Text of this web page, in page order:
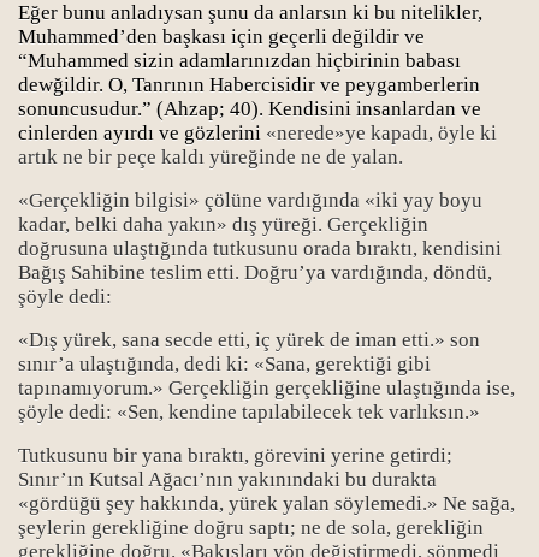
Eğer bunu anladıysan şunu da anlarsın ki bu nitelikler,
Muhammed’den başkası için geçerli değildir ve
“Muhammed sizin adamlarınızdan hiçbirinin babası
dewğildir. O, Tanrının Habercisidir ve peygamberlerin
sonuncusudur.” (Ahzap; 40). Kendisini insanlardan ve
cinlerden ayırdı ve gözlerini «nerede»ye kapadı, öyle ki
artık ne bir peçe kaldı yüreğinde ne de yalan.
«Gerçekliğin bilgisi» çölüne vardığında «iki yay boyu
kadar, belki daha yakın» dış yüreği. Gerçekliğin
doğrusuna ulaştığında tutkusunu orada bıraktı, kendisini
Bağış Sahibine teslim etti. Doğru’ya vardığında, döndü,
şöyle dedi:
«Dış yürek, sana secde etti, iç yürek de iman etti.» son
sınır’a ulaştığında, dedi ki: «Sana, gerektiği gibi
tapınamıyorum.» Gerçekliğin gerçekliğine ulaştığında ise,
şöyle dedi: «Sen, kendine tapılabilecek tek varlıksın.»
Tutkusunu bir yana bıraktı, görevini yerine getirdi;
Sınır’ın Kutsal Ağacı’nın yakınındaki bu durakta
«gördüğü şey hakkında, yürek yalan söylemedi.» Ne sağa,
şeylerin gerekliğine doğru saptı; ne de sola, gerekliğin
gerekliğine doğru. «Bakışları yön değiştirmedi, sönmedi
Serüveni